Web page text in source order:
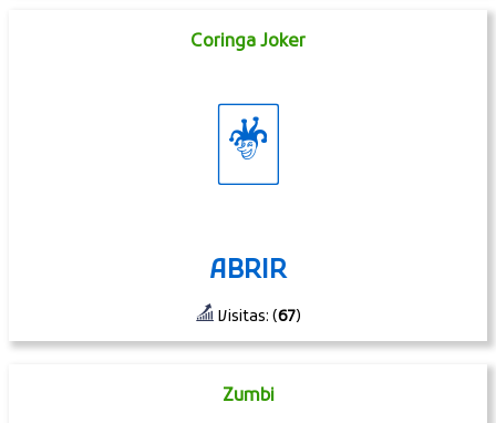
Coringa Joker
🃏
ABRIR
Visitas: (67)
Zumbi